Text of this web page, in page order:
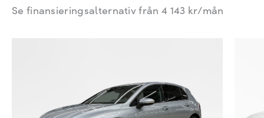
Se finansieringsalternativ från 4 143 kr/mån